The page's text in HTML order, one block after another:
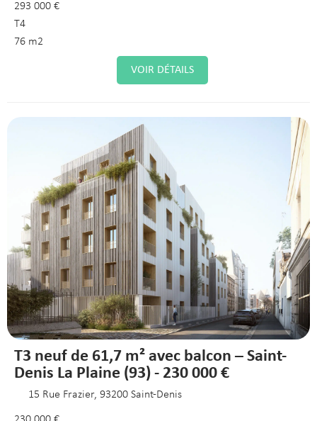
293 000 €
T4
76 m2
VOIR DÉTAILS
T3 neuf de 61,7 m² avec balcon – Saint-
Denis La Plaine (93) - 230 000 €
15 Rue Frazier, 93200 Saint-Denis